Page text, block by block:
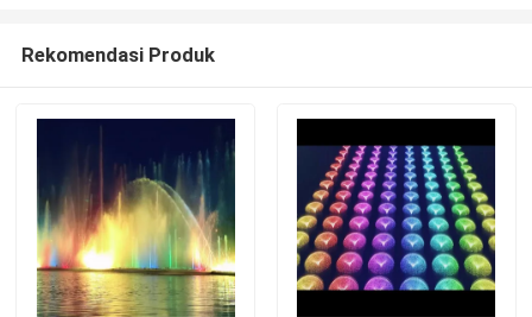
Rekomendasi Produk